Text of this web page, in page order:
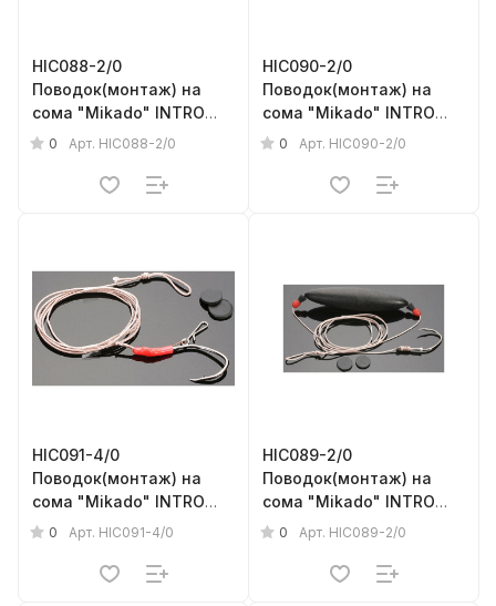
HIC088-2/0
Поводок(монтаж) на
сома "Mikado" INTRO
CAT - RIG WITH
№2/0, поплавок- 30г)
0 Арт. HIC088-2/0
HIC090-2/0
Поводок(монтаж) на
сома "Mikado" INTRO
CAT - RIG WITH
№2/0, тройн.№2/0,
0 Арт. HIC090-2/0
HIC091-4/0
Поводок(монтаж) на
сома "Mikado" INTRO
CAT - PELLET RIG/EEL
прочность - 118кг
0 Арт. HIC091-4/0
HIC089-2/0
Поводок(монтаж) на
сома "Mikado" INTRO
CAT - RIG WITH
№2/0, поплавок- 50г)
0 Арт. HIC089-2/0